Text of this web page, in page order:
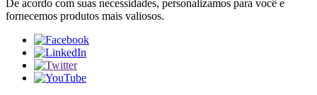
De acordo com suas necessidades, personalizamos para você e
fornecemos produtos mais valiosos.